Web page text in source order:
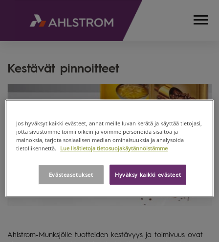
KESTÄVÄT
Kestävät pinnoitteet
Ahlstrom-Munksjölle tuotteiden kestävyys ja toimivuus ovat
Jos hyväksyt kaikki evästeet, annat meille luvan kerätä ja käyttää tietojasi,
jotta sivustomme toimii oikein ja voimme personoida sisältöä ja
mainoksia, tarjota sosiaalisen median ominaisuuksia ja analysoida
tietoliikennettä.
Lue lisätietoja tietosuojakäytännöistämme
Hyväksy kaikki evästeet
Evästeasetukset